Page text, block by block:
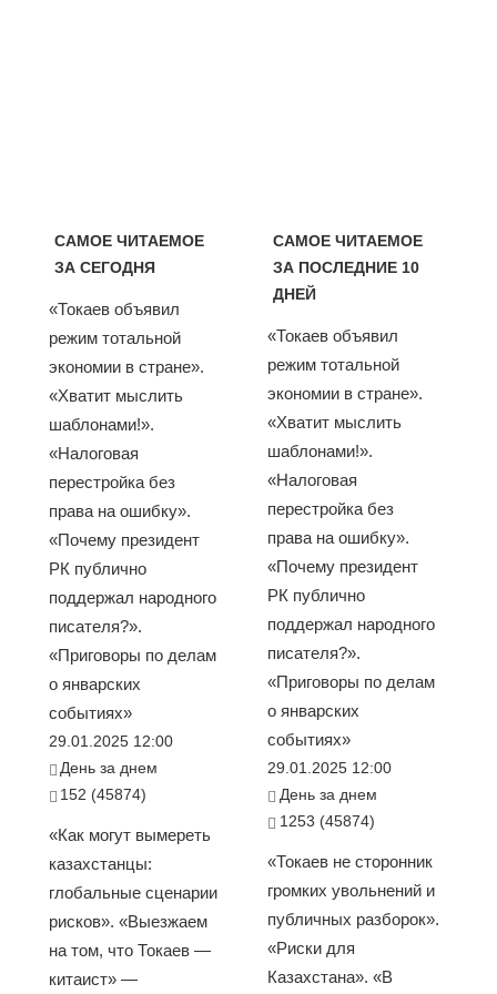
САМОЕ ЧИТАЕМОЕ
ЗА СЕГОДНЯ
«Токаев объявил
режим тотальной
экономии в стране».
«Хватит мыслить
шаблонами!».
«Налоговая
перестройка без
права на ошибку».
«Почему президент
РК публично
поддержал народного
писателя?».
«Приговоры по делам
о январских
событиях»
29.01.2025 12:00
День за днем
152 (45874)
«Как могут вымереть
казахстанцы:
глобальные сценарии
рисков». «Выезжаем
на том, что Токаев —
китаист» —
САМОЕ ЧИТАЕМОЕ
ЗА ПОСЛЕДНИЕ 10
ДНЕЙ
«Токаев объявил
режим тотальной
экономии в стране».
«Хватит мыслить
шаблонами!».
«Налоговая
перестройка без
права на ошибку».
«Почему президент
РК публично
поддержал народного
писателя?».
«Приговоры по делам
о январских
событиях»
29.01.2025 12:00
День за днем
1253 (45874)
«Токаев не сторонник
громких увольнений и
публичных разборок».
«Риски для
Казахстана». «В